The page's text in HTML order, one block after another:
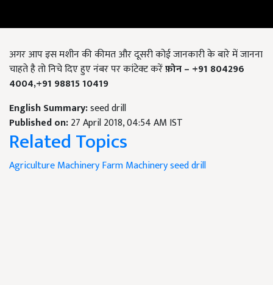
अगर आप इस मशीन की कीमत और दूसरी कोई जानकारी के बारे में जानना
चाहते है तो निचे दिए हुए नंबर पर कांटेक्ट करेंफ़ोन– +91 804296
4004,+91 98815 10419
English Summary:seed drill
Published on:27 April 2018, 04:54 AM IST
Related Topics
Agriculture MachineryFarm Machineryseed drill